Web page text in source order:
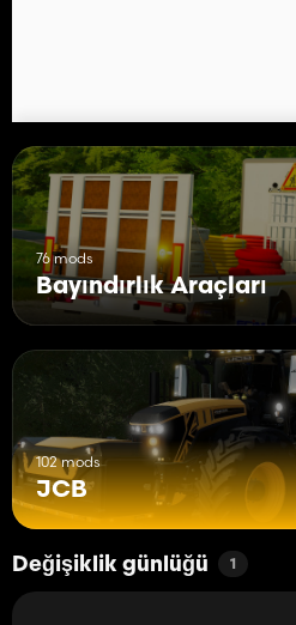
76 mods
Bayındırlık Araçları
102 mods
JCB
Değişiklik günlüğü 1